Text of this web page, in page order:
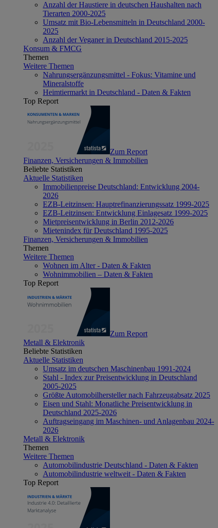
Anzahl der Haustiere in deutschen Haushalten nach
Tierarten 2000-2025
Umsatz mit Bio-Lebensmitteln in Deutschland 2000-
2025
Anzahl der Veganer in Deutschland 2015-2025
Konsum & FMCG
Themen
Weitere Themen
Nahrungsergänzungsmittel - Fokus: Vitamine und
Mineralstoffe
Heimtiermarkt in Deutschland - Daten & Fakten
Top Report
Zum Report
Finanzen, Versicherungen & Immobilien
Beliebte Statistiken
Aktuelle Statistiken
Immobilienpreise Deutschland: Entwicklung 2004-
2026
EZB-Leitzinsen: Hauptrefinanzierungssatz 1999-2025
EZB-Leitzinsen: Entwicklung Einlagesatz 1999-2025
Mietpreisentwicklung in Berlin 2012-2026
Mietenindex für Deutschland 1995-2025
Finanzen, Versicherungen & Immobilien
Themen
Weitere Themen
Wohnen im Alter - Daten & Fakten
Wohnimmobilien – Daten & Fakten
Top Report
Zum Report
Metall & Elektronik
Beliebte Statistiken
Aktuelle Statistiken
Umsatz im deutschen Maschinenbau 1991-2024
Stahl - Index zur Preisentwicklung in Deutschland
2005-2025
Größte Automobilhersteller nach Fahrzeugabsatz 2025
Eisen und Stahl: Monatliche Preisentwicklung in
Deutschland 2025-2026
Auftragseingang im Maschinen- und Anlagenbau 2024-
2026
Metall & Elektronik
Themen
Weitere Themen
Automobilindustrie Deutschland - Daten & Fakten
Automobilindustrie weltweit - Daten & Fakten
Top Report